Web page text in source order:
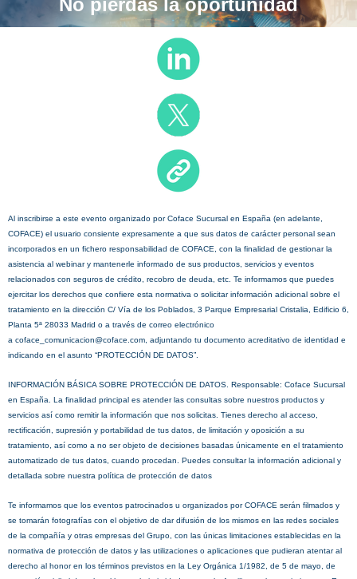
Al inscribirse a este evento organizado por Coface Sucursal en España (en adelante,
COFACE) el usuario consiente expresamente a que sus datos de carácter personal sean
incorporados en un fichero responsabilidad de COFACE, con la finalidad de gestionar la
asistencia al webinar y mantenerle informado de sus productos, servicios y eventos
relacionados con seguros de crédito, recobro de deuda, etc. Te informamos que puedes
ejercitar los derechos que confiere esta normativa o solicitar información adicional sobre el
tratamiento en la dirección C/ Vía de los Poblados, 3 Parque Empresarial Cristalia, Edificio 6,
Planta 5ª 28033 Madrid o a través de correo electrónico
a coface_comunicacion@coface.com, adjuntando tu documento acreditativo de identidad e
indicando en el asunto “PROTECCIÓN DE DATOS”.
INFORMACIÓN BÁSICA SOBRE PROTECCIÓN DE DATOS. Responsable: Coface Sucursal
en España. La finalidad principal es atender las consultas sobre nuestros productos y
servicios así como remitir la información que nos solicitas. Tienes derecho al acceso,
rectificación, supresión y portabilidad de tus datos, de limitación y oposición a su
tratamiento, así como a no ser objeto de decisiones basadas únicamente en el tratamiento
automatizado de tus datos, cuando procedan. Puedes consultar la información adicional y
detallada sobre nuestra política de protección de datos
Te informamos que los eventos patrocinados u organizados por COFACE serán filmados y
se tomarán fotografías con el objetivo de dar difusión de los mismos en las redes sociales
de la compañía y otras empresas del Grupo, con las únicas limitaciones establecidas en la
normativa de protección de datos y las utilizaciones o aplicaciones que pudieran atentar al
derecho al honor en los términos previstos en la Ley Orgánica 1/1982, de 5 de mayo, de